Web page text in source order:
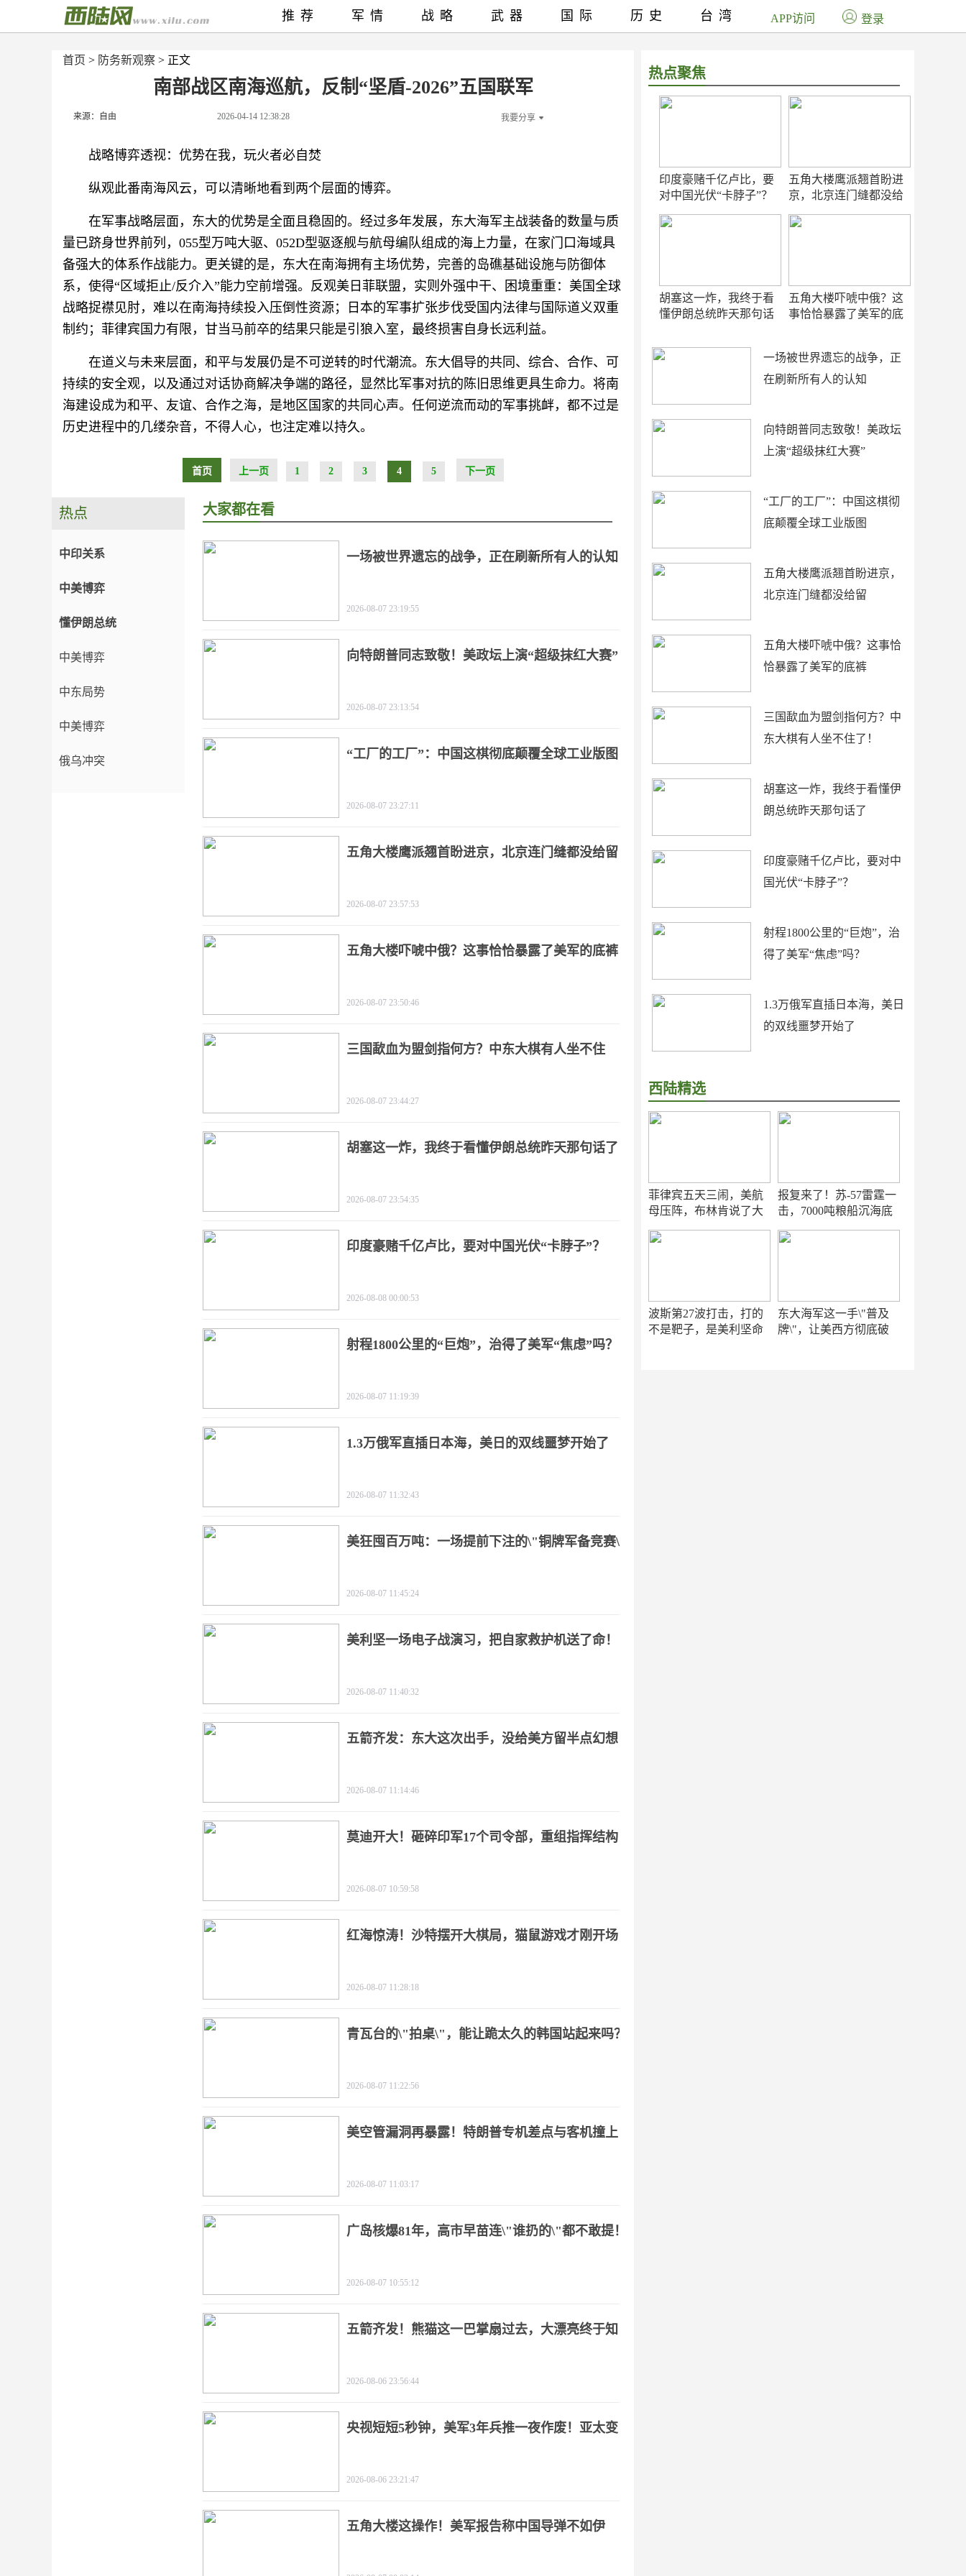
首页 > 防务新观察 > 正文
南部战区南海巡航，反制“坚盾-2026”五国联军
来源：自由 2026-04-14 12:38:28 我要分享
战略博弈透视：优势在我，玩火者必自焚
纵观此番南海风云，可以清晰地看到两个层面的博弈。
在军事战略层面，东大的优势是全面且稳固的。经过多年发展，东大海军主战装备的数量与质
量已跻身世界前列，055型万吨大驱、052D型驱逐舰与航母编队组成的海上力量，在家门口海域具
备强大的体系作战能力。更关键的是，东大在南海拥有主场优势，完善的岛礁基础设施与防御体
系，使得“区域拒止/反介入”能力空前增强。反观美日菲联盟，实则外强中干、困境重重：美国全球
战略捉襟见肘，难以在南海持续投入压倒性资源；日本的军事扩张步伐受国内法律与国际道义双重
制约；菲律宾国力有限，甘当马前卒的结果只能是引狼入室，最终损害自身长远利益。
在道义与未来层面，和平与发展仍是不可逆转的时代潮流。东大倡导的共同、综合、合作、可
持续的安全观，以及通过对话协商解决争端的路径，显然比军事对抗的陈旧思维更具生命力。将南
海建设成为和平、友谊、合作之海，是地区国家的共同心声。任何逆流而动的军事挑衅，都不过是
历史进程中的几缕杂音，不得人心，也注定难以持久。
首页 上一页 1 2 3 4 5 下一页
热点聚焦
印度豪赌千亿卢比，要
对中国光伏“卡脖子”？
五角大楼鹰派翘首盼进
京，北京连门缝都没给
胡塞这一炸，我终于看
懂伊朗总统昨天那句话
五角大楼吓唬中俄？这
事恰恰暴露了美军的底
一场被世界遗忘的战争，正
在刷新所有人的认知
向特朗普同志致敬！美政坛
上演“超级抹红大赛”
“工厂的工厂”：中国这棋彻
底颠覆全球工业版图
五角大楼鹰派翘首盼进京，
北京连门缝都没给留
五角大楼吓唬中俄？这事恰
恰暴露了美军的底裤
三国歃血为盟剑指何方？中
东大棋有人坐不住了！
胡塞这一炸，我终于看懂伊
朗总统昨天那句话了
印度豪赌千亿卢比，要对中
国光伏“卡脖子”？
射程1800公里的“巨炮”，治
得了美军“焦虑”吗？
1.3万俄军直插日本海，美日
的双线噩梦开始了
西陆精选
菲律宾五天三闹，美航
母压阵，布林肯说了大
报复来了！苏-57雷霆一
击，7000吨粮船沉海底
波斯第27波打击，打的
不是靶子，是美利坚命
东大海军这一手\"普及
牌\"，让美西方彻底破
推荐 军情 战略 武器 国际 历史 台湾 APP访问 登录
热点
中印关系
中美博弈
懂伊朗总统
中美博弈
中东局势
中美博弈
俄乌冲突
大家都在看
一场被世界遗忘的战争，正在刷新所有人的认知
2026-08-07 23:19:55
向特朗普同志致敬！美政坛上演“超级抹红大赛”
2026-08-07 23:13:54
“工厂的工厂”：中国这棋彻底颠覆全球工业版图
2026-08-07 23:27:11
五角大楼鹰派翘首盼进京，北京连门缝都没给留
2026-08-07 23:57:53
五角大楼吓唬中俄？这事恰恰暴露了美军的底裤
2026-08-07 23:50:46
三国歃血为盟剑指何方？中东大棋有人坐不住
2026-08-07 23:44:27
胡塞这一炸，我终于看懂伊朗总统昨天那句话了
2026-08-07 23:54:35
印度豪赌千亿卢比，要对中国光伏“卡脖子”？
2026-08-08 00:00:53
射程1800公里的“巨炮”，治得了美军“焦虑”吗？
2026-08-07 11:19:39
1.3万俄军直插日本海，美日的双线噩梦开始了
2026-08-07 11:32:43
美狂囤百万吨：一场提前下注的\"铜牌军备竞赛\"
2026-08-07 11:45:24
美利坚一场电子战演习，把自家救护机送了命！
2026-08-07 11:40:32
五箭齐发：东大这次出手，没给美方留半点幻想
2026-08-07 11:14:46
莫迪开大！砸碎印军17个司令部，重组指挥结构
2026-08-07 10:59:58
红海惊涛！沙特摆开大棋局，猫鼠游戏才刚开场
2026-08-07 11:28:18
青瓦台的\"拍桌\"，能让跪太久的韩国站起来吗？
2026-08-07 11:22:56
美空管漏洞再暴露！特朗普专机差点与客机撞上
2026-08-07 11:03:17
广岛核爆81年，高市早苗连\"谁扔的\"都不敢提！
2026-08-07 10:55:12
五箭齐发！熊猫这一巴掌扇过去，大漂亮终于知
2026-08-06 23:56:44
央视短短5秒钟，美军3年兵推一夜作废！亚太变
2026-08-06 23:21:47
五角大楼这操作！美军报告称中国导弹不如伊